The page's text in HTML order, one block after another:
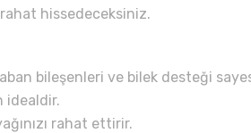
rahat hissedeceksiniz.
taban bileşenleri ve bilek desteği
idealdir.
rahat ettirir.